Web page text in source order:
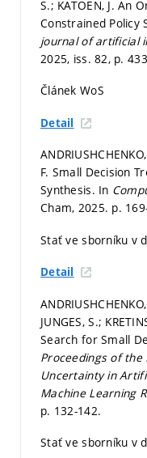
S.; KATOEN, J. An
Constrained Policy
journal of artificial
2025, iss. 82, p.
Článek WoS
Detail
F. Small Decision
Synthesis. In
Cham, 2025. p.
Stať ve sborníku v
Detail
JUNGES, S.;
Search for Small
Proceedings of
Uncertainty in
Machine Learning
p. 132-142.
Stať ve sborníku v